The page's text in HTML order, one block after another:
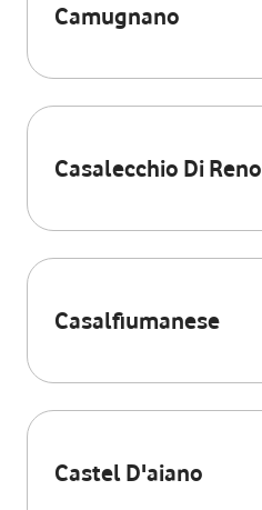
Camugnano
Casalecchio Di Reno
Casalfiumanese
Castel D'aiano